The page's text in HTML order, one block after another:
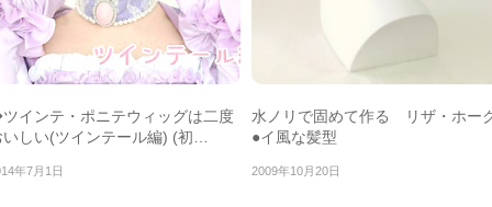
インテ・ポニテウィッグは二度
いしい(ツインテール編) (初…
年7月1日
水ノリで固めて作る リザ・ホー
●イ風な髪型
2009年10月20日